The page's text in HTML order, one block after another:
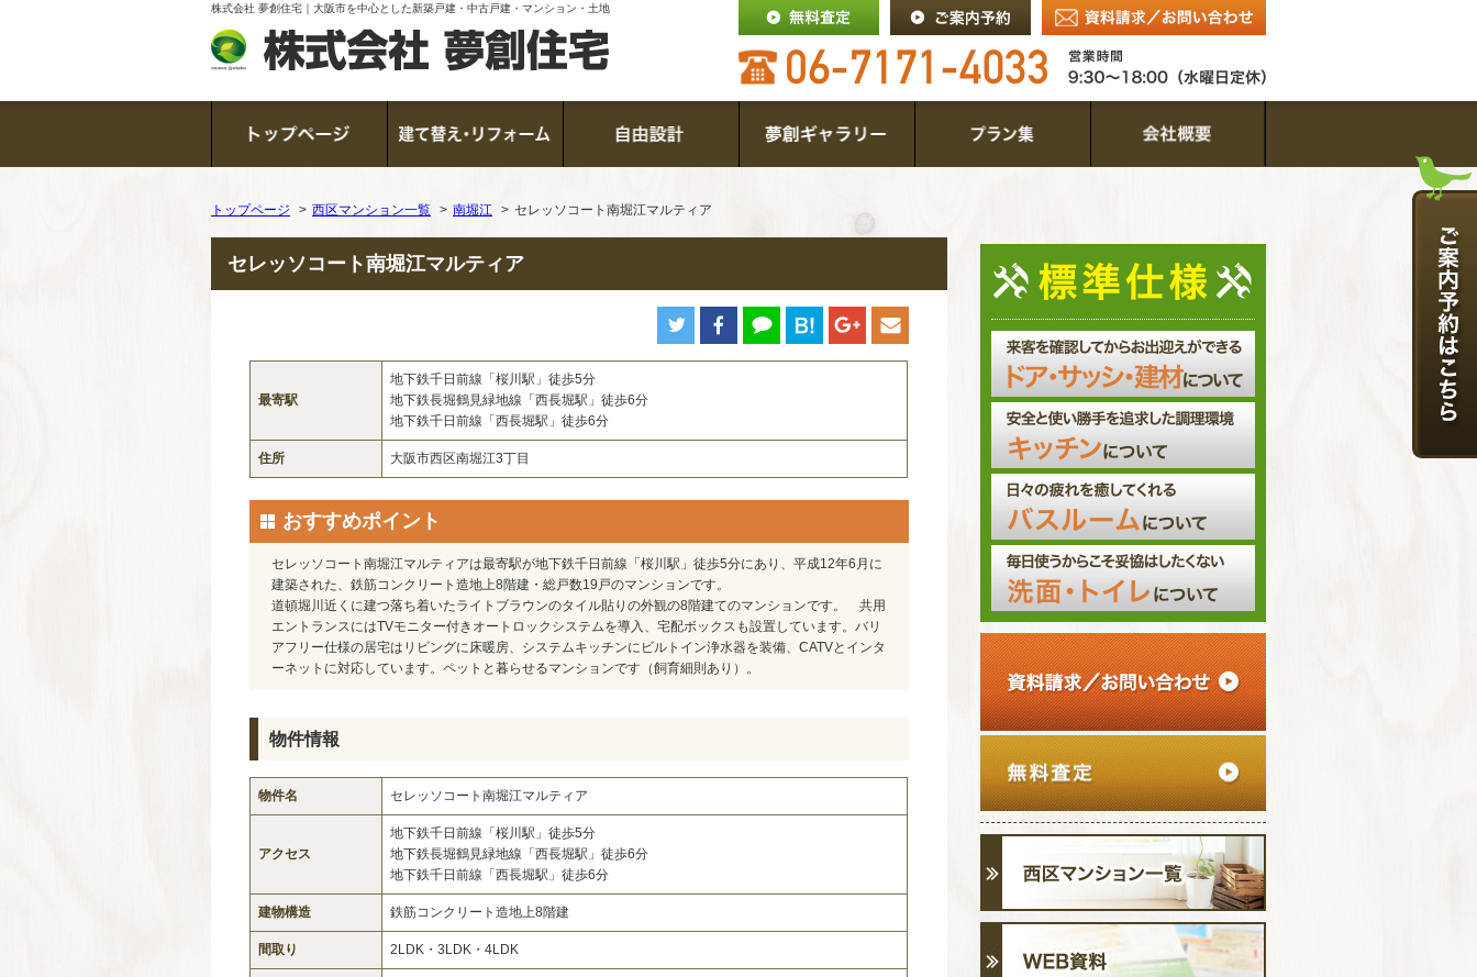
株式会社 夢創住宅｜大阪市を中心とした新築戸建・中古戸建・マンション・土地
トップページ 西区マンション一覧 南堀江 セレッソコート南堀江マルティア
セレッソコート南堀江マルティア
最寄駅
地下鉄千日前線「桜川駅」徒歩5分
地下鉄長堀鶴見緑地線「西長堀駅」徒歩6分
地下鉄千日前線「西長堀駅」徒歩6分
住所 大阪市西区南堀江3丁目
おすすめポイント
セレッソコート南堀江マルティアは最寄駅が地下鉄千日前線「桜川駅」徒歩5分にあり、平成12年6月に
建築された、鉄筋コンクリート造地上8階建・総戸数19戸のマンションです。
道頓堀川近くに建つ落ち着いたライトブラウンのタイル貼りの外観の8階建てのマンションです。 共用
エントランスにはTVモニター付きオートロックシステムを導入、宅配ボックスも設置しています。バリ
アフリー仕様の居宅はリビングに床暖房、システムキッチンにビルトイン浄水器を装備、CATVとインタ
ーネットに対応しています。ペットと暮らせるマンションです（飼育細則あり）。
物件情報
物件名 セレッソコート南堀江マルティア
アクセス
地下鉄千日前線「桜川駅」徒歩5分
地下鉄長堀鶴見緑地線「西長堀駅」徒歩6分
地下鉄千日前線「西長堀駅」徒歩6分
建物構造 鉄筋コンクリート造地上8階建
間取り 2LDK・3LDK・4LDK